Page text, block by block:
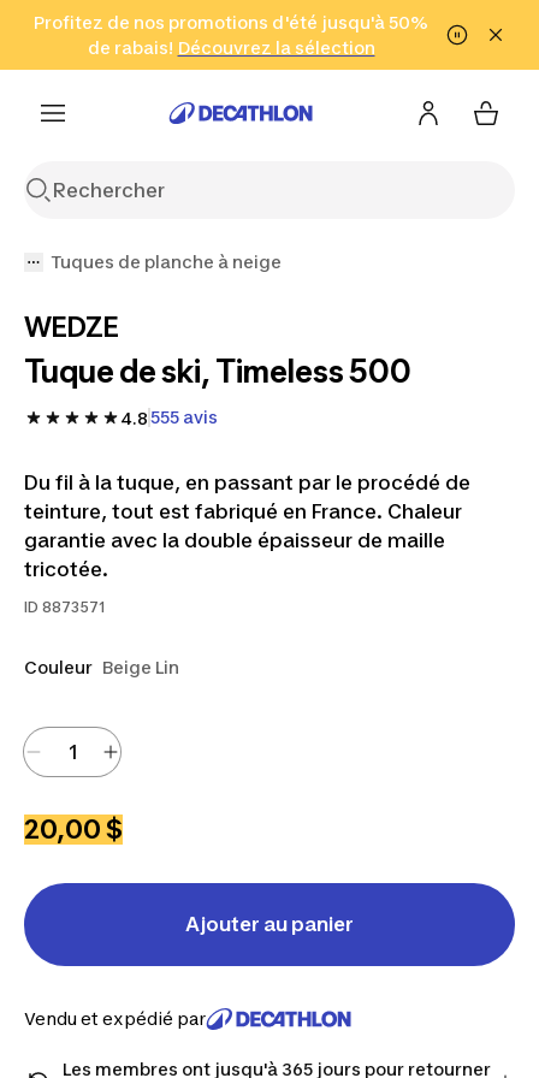
Aller à la recherche Aller au contenu Aller au pied de
Profitez de nos promotions d'été jusqu'à 50%
de rabais! Découvrez la sélection
Cliquez ici
en seulement 2 h!
(Zones sélectionnées)
Tuques de planche à neige
WEDZE
Tuque de ski, Timeless 500
4.8555 avis
Du fil à la tuque, en passant par le procédé de
teinture, tout est fabriqué en France. Chaleur
garantie avec la double épaisseur de maille
tricotée.
ID 8873571
Couleur Beige Lin
20,00 $
Ajouter au panier
Vendu et expédié par
Les membres ont jusqu'à 365 jours pour retourner